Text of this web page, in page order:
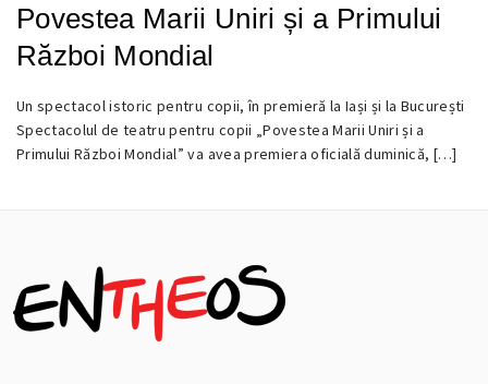
Povestea Marii Uniri și a Primului
Război Mondial
23
NOIEMBRIE
Un spectacol istoric pentru copii, în premieră la Iași și la București
Spectacolul de teatru pentru copii „Povestea Marii Uniri și a
Primului Război Mondial” va avea premiera oficială duminică, […]